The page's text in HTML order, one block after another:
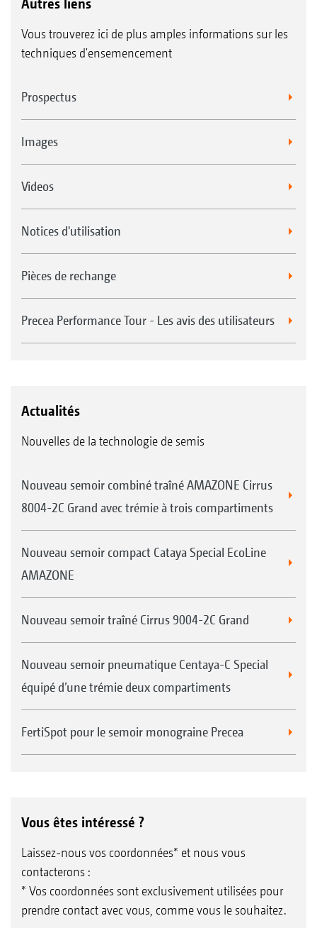
Vous trouverez ici de plus amples informations sur les
techniques d'ensemencement
Prospectus
Images
Videos
Notices d'utilisation
Pièces de rechange
Precea Performance Tour - Les avis des utilisateurs
Actualités
Nouvelles de la technologie de semis
Nouveau semoir combiné traîné AMAZONE Cirrus
8004-2C Grand avec trémie à trois compartiments
Nouveau semoir compact Cataya Special EcoLine
AMAZONE
Nouveau semoir traîné Cirrus 9004-2C Grand
Nouveau semoir pneumatique Centaya-C Special
équipé d’une trémie deux compartiments
FertiSpot pour le semoir monograine Precea
Vous êtes intéressé ?
Laissez-nous vos coordonnées* et nous vous
contacterons :
* Vos coordonnées sont exclusivement utilisées pour
prendre contact avec vous, comme vous le souhaitez.